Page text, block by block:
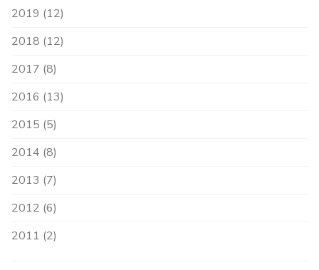
2019 (12)
2018 (12)
2017 (8)
2016 (13)
2015 (5)
2014 (8)
2013 (7)
2012 (6)
2011 (2)